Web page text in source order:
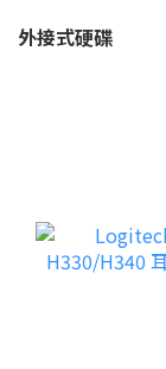
外接式硬碟